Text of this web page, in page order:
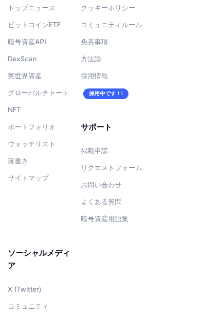
トップニュース
ビットコインETF
暗号資産API
DexScan
実世界資産
グローバルチャート
NFT
ポートフォリオ
ウォッチリスト
落書き
サイトマップ
クッキーポリシー
コミュニティルール
免責事項
方法論
採用情報
採用中です！!
サポート
掲載申請
リクエストフォーム
お問い合わせ
よくある質問
暗号資産用語集
ソーシャルメディ
ア
X (Twitter)
コミュニティ